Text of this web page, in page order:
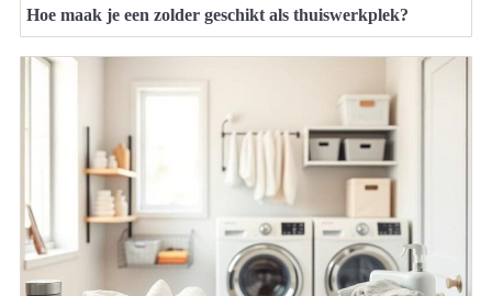
Hoe maak je een zolder geschikt als thuiswerkplek?